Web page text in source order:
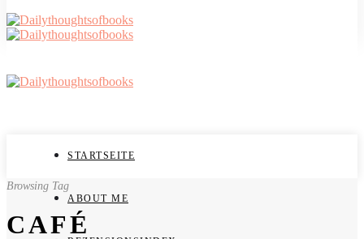
STARTSEITE
ABOUT ME
Browsing Tag
CAFÉ